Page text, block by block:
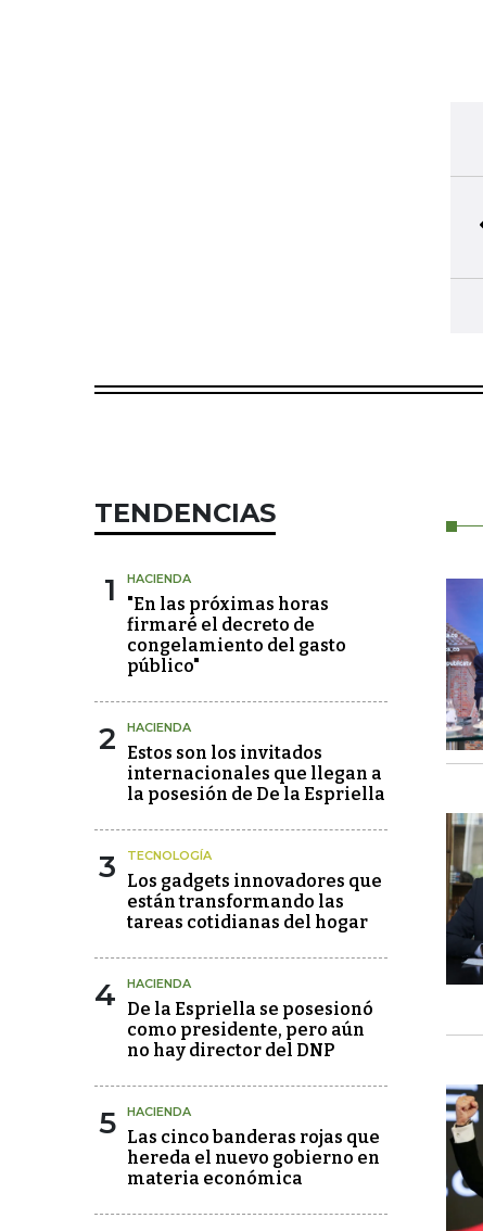
TENDENCIAS
1 HACIENDA
"En las próximas horas
firmaré el decreto de
congelamiento del gasto
público"
2 HACIENDA
Estos son los invitados
internacionales que llegan a
la posesión de De la Espriella
3 TECNOLOGÍA
Los gadgets innovadores que
están transformando las
tareas cotidianas del hogar
4 HACIENDA
De la Espriella se posesionó
como presidente, pero aún
no hay director del DNP
5 HACIENDA
Las cinco banderas rojas que
hereda el nuevo gobierno en
materia económica